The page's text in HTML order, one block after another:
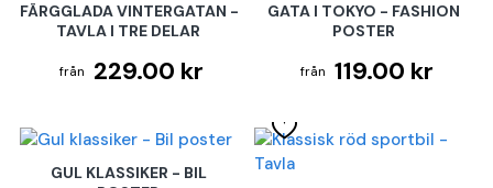
FÄRGGLADA VINTERGATAN -
TAVLA I TRE DELAR
229.00 kr
GATA I TOKYO - FASHION
POSTER
119.00 kr
GUL KLASSIKER - BIL